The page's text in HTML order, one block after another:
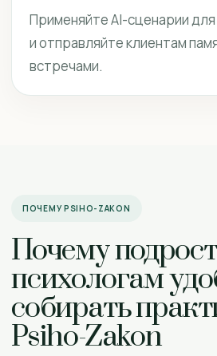
Применяйте AI-сценарии
и отправляйте клиентам
встречами.
ПОЧЕМУ PSIHO-ZAKON
Почему
психологам
собирать
Psiho-Zakon